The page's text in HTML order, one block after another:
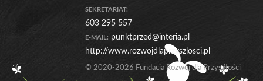
SEKRETARIAT:
603 295 557
E-MAIL: punktprzed@interia.pl
http://www.rozwojdlaprzyszlosci.pl
© 2020-2026 Fundacja Rozwój dla Przyszłości